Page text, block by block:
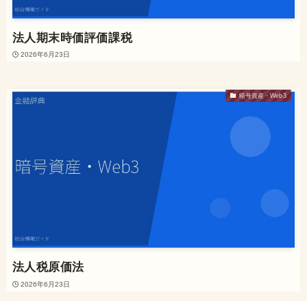
法人期末時価評価課税
2026年6月23日
暗号資産・Web3
法人税原価法
2026年6月23日